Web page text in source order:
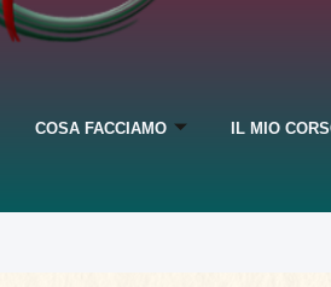
COSA FACCIAMO IL MIO